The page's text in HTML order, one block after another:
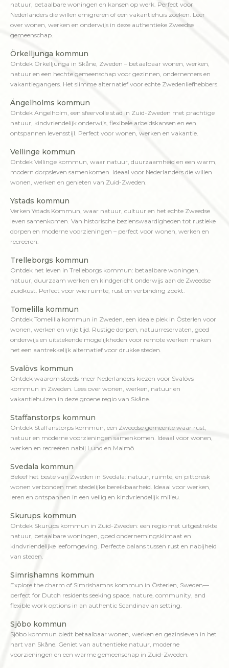
natuur, betaalbare woningen en kansen op werk. Perfect voor
Nederlanders die willen emigreren of een vakantiehuis zoeken. Leer
over wonen, werken en onderwijs in deze authentieke Zweedse
gemeenschap.
Örkelljunga kommun
Ontdek Örkelljunga in Skåne, Zweden – betaalbaar wonen, werken,
natuur en een hechte gemeenschap voor gezinnen, ondernemers en
vakantiegangers. Het slimme alternatief voor echte Zwedenliefhebbers.
Ängelholms kommun
Ontdek Ängelholm, een sfeervolle stad in Zuid-Zweden met prachtige
natuur, kindvriendelijk onderwijs, flexibele arbeidskansen en een
ontspannen levensstijl. Perfect voor wonen, werken en vakantie.
Vellinge kommun
Ontdek Vellinge kommun, waar natuur, duurzaamheid en een warm,
modern dorpsleven samenkomen. Ideaal voor Nederlanders die willen
wonen, werken en genieten van Zuid-Zweden.
Ystads kommun
Verken Ystads Kommun, waar natuur, cultuur en het echte Zweedse
leven samenkomen. Van historische bezienswaardigheden tot rustieke
dorpen en moderne voorzieningen – perfect voor wonen, werken en
recreëren.
Trelleborgs kommun
Ontdek het leven in Trelleborgs kommun: betaalbare woningen,
natuur, duurzaam werken en kindgericht onderwijs aan de Zweedse
zuidkust. Perfect voor wie ruimte, rust en verbinding zoekt.
Tomelilla kommun
Ontdek Tomelilla kommun in Zweden, een ideale plek in Österlen voor
wonen, werken en vrije tijd. Rustige dorpen, natuurreservaten, goed
onderwijs en uitstekende mogelijkheden voor remote werken maken
het een aantrekkelijk alternatief voor drukke steden.
Svalövs kommun
Ontdek waarom steeds meer Nederlanders kiezen voor Svalövs
kommun in Zweden. Lees over wonen, werken, natuur en
vakantiehuizen in deze groene regio van Skåne.
Staffanstorps kommun
Ontdek Staffanstorps kommun, een Zweedse gemeente waar rust,
natuur en moderne voorzieningen samenkomen. Ideaal voor wonen,
werken en recreëren nabij Lund en Malmö.
Svedala kommun
Beleef het beste van Zweden in Svedala: natuur, ruimte, en pittoresk
wonen verbonden met stedelijke bereikbaarheid. Ideaal voor werken,
leren en ontspannen in een veilig en kindvriendelijk milieu.
Skurups kommun
Ontdek Skurups kommun in Zuid-Zweden: een regio met uitgestrekte
natuur, betaalbare woningen, goed ondernemingsklimaat en
kindvriendelijke leefomgeving. Perfecte balans tussen rust en nabijheid
van steden.
Simrishamns kommun
Explore the charm of Simrishamns kommun in Österlen, Sweden—
perfect for Dutch residents seeking space, nature, community, and
flexible work options in an authentic Scandinavian setting.
Sjöbo kommun
Sjöbo kommun biedt betaalbaar wonen, werken en gezinsleven in het
hart van Skåne. Geniet van authentieke natuur, moderne
voorzieningen en een warme gemeenschap in Zuid-Zweden.